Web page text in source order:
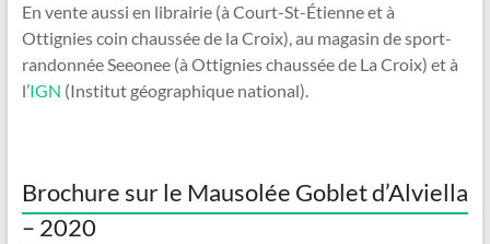
En vente aussi en librairie (à Court-St-Étienne et à
Ottignies coin chaussée de la Croix), au magasin de sport-
randonnée Seeonee (à Ottignies chaussée de La Croix) et à
l’IGN (Institut géographique national).
Brochure sur le Mausolée Goblet d’Alviella
– 2020